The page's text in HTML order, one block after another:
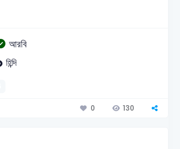
আরবি
হিন্দি
0 130